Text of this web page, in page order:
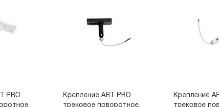
PRO
Крепление ART PRO
трековое поворотное,
Крепление
трековое